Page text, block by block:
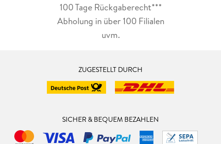
100 Tage Rückgaberecht***
Abholung in über 100 Filialen
uvm.
ZUGESTELLT DURCH
SICHER & BEQUEM BEZAHLEN